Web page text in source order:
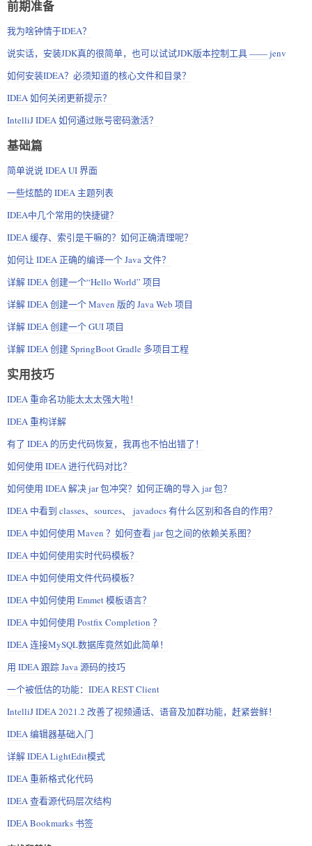
前期准备
我为啥钟情于IDEA？
说实话，安装JDK真的很简单，也可以试试JDK版本控制工具 —— jenv
如何安装IDEA？必须知道的核心文件和目录？
IDEA 如何关闭更新提示？
IntelliJ IDEA 如何通过账号密码激活？
基础篇
简单说说 IDEA UI 界面
一些炫酷的 IDEA 主题列表
IDEA中几个常用的快捷键？
IDEA 缓存、索引是干嘛的？如何正确清理呢？
如何让 IDEA 正确的编译一个 Java 文件？
详解 IDEA 创建一个“Hello World” 项目
详解 IDEA 创建一个 Maven 版的 Java Web 项目
详解 IDEA 创建一个 GUI 项目
详解 IDEA 创建 SpringBoot Gradle 多项目工程
实用技巧
IDEA 重命名功能太太太强大啦！
IDEA 重构详解
有了 IDEA 的历史代码恢复，我再也不怕出错了！
如何使用 IDEA 进行代码对比？
如何使用 IDEA 解决 jar 包冲突？如何正确的导入 jar 包？
IDEA 中看到 classes、sources、 javadocs 有什么区别和各自的作用？
IDEA 中如何使用 Maven ？如何查看 jar 包之间的依赖关系图？
IDEA 中如何使用实时代码模板？
IDEA 中如何使用文件代码模板？
IDEA 中如何使用 Emmet 模板语言？
IDEA 中如何使用 Postfix Completion ？
IDEA 连接MySQL数据库竟然如此简单！
用 IDEA 跟踪 Java 源码的技巧
一个被低估的功能：IDEA REST Client
IntelliJ IDEA 2021.2 改善了视频通话、语音及加群功能，赶紧尝鲜！
IDEA 编辑器基础入门
详解 IDEA LightEdit模式
IDEA 重新格式化代码
IDEA 查看源代码层次结构
IDEA Bookmarks 书签